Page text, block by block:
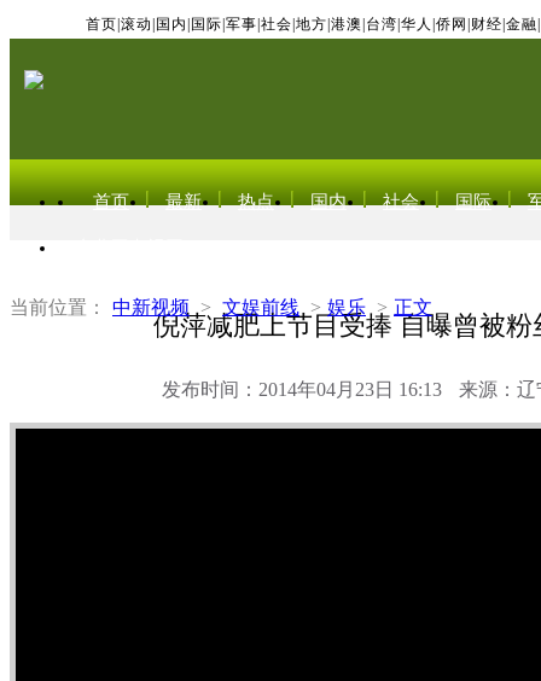
首页 滚动 国内 国际 军事 社会 地方 港澳 台湾 华人 侨网 财经 金融
首页 最新 热点 国内 社会 国际
当前位置： 中新视频 > 文娱前线 > 娱乐 > 正文
倪萍减肥上节目受捧 自曝曾被
发布时间：2014年04月23日 16:13 来源：辽